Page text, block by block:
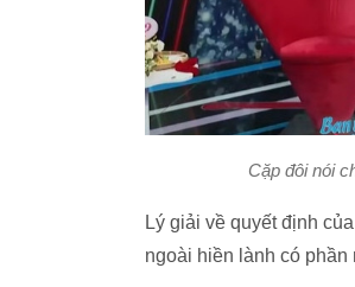
Cặp đôi nói
Lý giải về quyết định
ngoài hiền lành có